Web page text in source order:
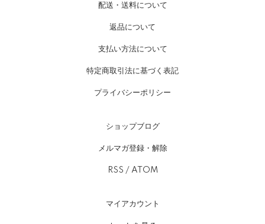
配送・送料について
返品について
支払い方法について
特定商取引法に基づく表記
プライバシーポリシー
ショップブログ
メルマガ登録・解除
RSS / ATOM
マイアカウント